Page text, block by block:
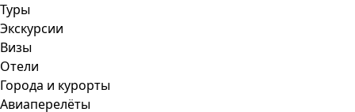
Туры
Экскурсии
Визы
Отели
Города и курорты
Авиаперелёты